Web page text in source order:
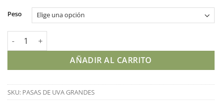
Peso
PASAS DE UVA GRANDES cantidad
AÑADIR AL CARRITO
SKU: PASAS DE UVA GRANDES